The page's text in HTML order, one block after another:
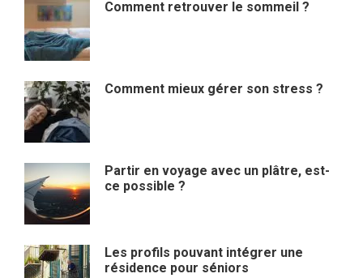
Comment retrouver le sommeil ?
Comment mieux gérer son stress ?
Partir en voyage avec un plâtre, est-
ce possible ?
Les profils pouvant intégrer une
résidence pour séniors